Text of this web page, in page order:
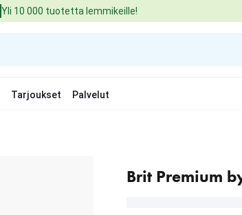
Yli 10 000 tuotetta lemmikeille!
Tarjoukset Palvelut
Brit Premium